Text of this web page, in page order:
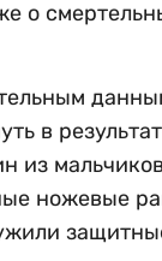
о
в
из
ножевые